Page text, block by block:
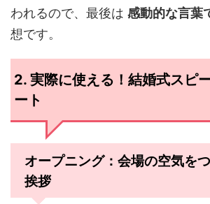
われるので、最後は 感動的な言葉
想です。
2. 実際に使える！結婚式スピ
ート
オープニング：会場の空気を
挨拶